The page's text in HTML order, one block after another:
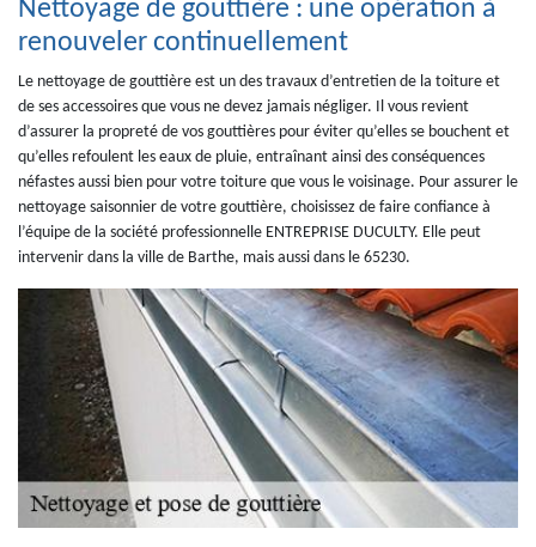
Nettoyage de gouttière : une opération à
renouveler continuellement
Le nettoyage de gouttière est un des travaux d’entretien de la toiture et
de ses accessoires que vous ne devez jamais négliger. Il vous revient
d’assurer la propreté de vos gouttières pour éviter qu’elles se bouchent et
qu’elles refoulent les eaux de pluie, entraînant ainsi des conséquences
néfastes aussi bien pour votre toiture que vous le voisinage. Pour assurer le
nettoyage saisonnier de votre gouttière, choisissez de faire confiance à
l’équipe de la société professionnelle ENTREPRISE DUCULTY. Elle peut
intervenir dans la ville de Barthe, mais aussi dans le 65230.